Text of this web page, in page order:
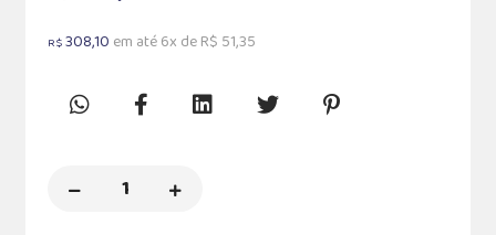
R$308,10 em até 6x de R$ 51,35